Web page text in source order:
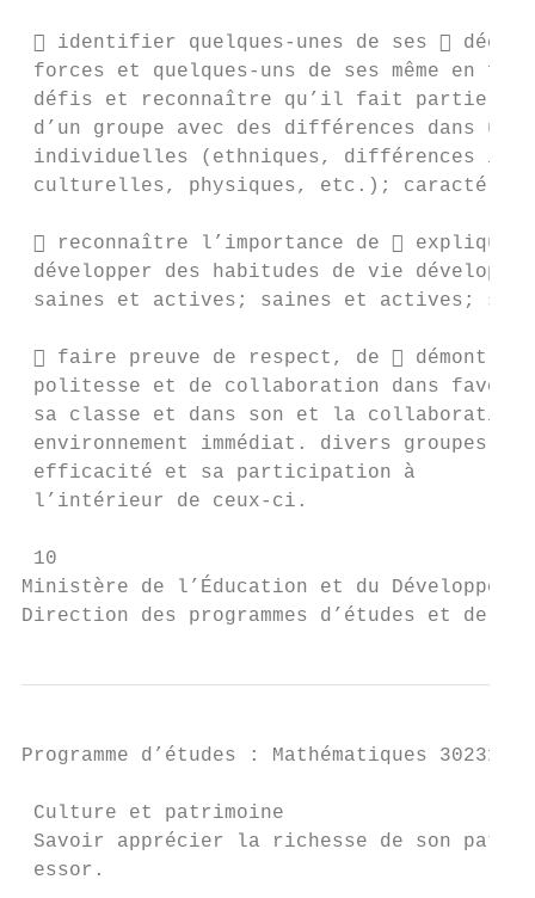
 identifier quelques-unes de ses 
forces et quelques-uns de ses même en
défis et reconnaître qu’il fait partie
d’un groupe avec des différences dans
individuelles (ethniques, différences
culturelles, physiques, etc.);
 reconnaître l’importance de 
développer des habitudes de vie
saines et actives; saines et actives;
 faire preuve de respect, de 
politesse et de collaboration dans
sa classe et dans son et la collaboration
environnement immédiat. divers groupes.
efficacité et sa participation à
l’intérieur de ceux-ci.
10
Ministère de l’Éducation et du
Direction des programmes d’études et de
Programme d’études : Mathématiques
Culture et patrimoine
Savoir apprécier la richesse de son
essor.